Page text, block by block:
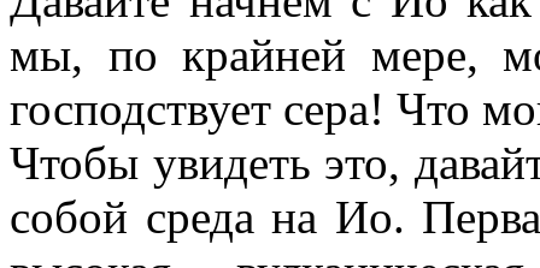
мы, по крайней мере,
господствует сера! Что
Чтобы увидеть это,
собой среда на Ио.